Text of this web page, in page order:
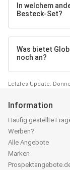
In welchem
Besteck-Set?
Was bietet
noch an?
Letztes Update:
Information
Häufig gestellte
Werben?
Alle Angebote
Marken